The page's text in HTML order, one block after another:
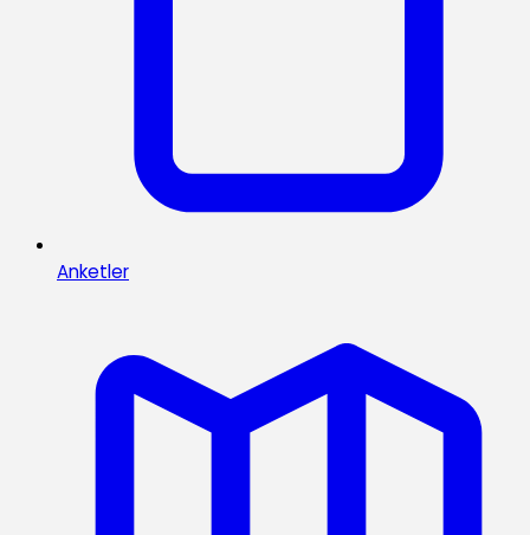
Anketler